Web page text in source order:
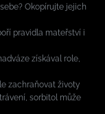
Okopírujte jejich
pravidla mateřství i
získával role,
zachraňovat životy
sorbitol může